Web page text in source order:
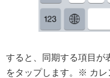
すると、同期する項目が
をタップします。※ カレ